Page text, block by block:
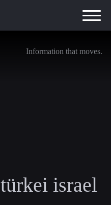
Information that moves.
türkei israel